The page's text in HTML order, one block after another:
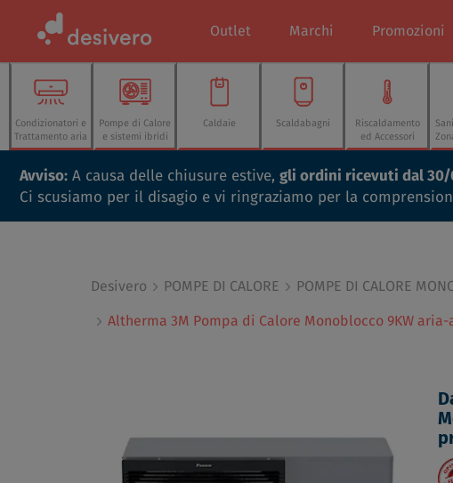
Outlet Marchi Promozioni
Condizionatori e
Trattamento aria
Pompe di Calore
e sistemi ibridi
Caldaie Scaldabagni
Riscaldamento
ed Accessori
Avviso: A causa delle chiusure estive, gli ordini ricevuti dal
Ci scusiamo per il disagio e vi ringraziamo per la
Desivero POMPE DI CALORE POMPE DI CALORE
Altherma 3M Pompa di Calore Monoblocco 9KW aria-